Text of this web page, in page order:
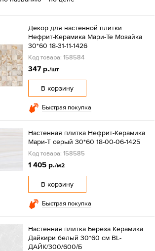
Декор для настенной плитки
Нефрит-Керамика Мари-Те Мозайка
30*60 18-31-11-1426
Код товара: 158584
347 р./шт
В корзину
Быстрая покупка
Настенная плитка Нефрит-Керамика
Мари-Т серый 30*60 18-00-06-1425
Код товара: 158585
1 405 р./м2
В корзину
Быстрая покупка
Настенная плитка Береза Керамика
Дайкири белый 30*60 см BL-
ДАЙК/300/600/Б